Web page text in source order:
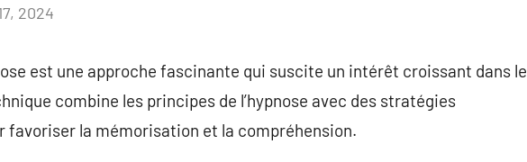
2024
est une approche fascinante qui suscite un intérêt croissant dans le
combine les principes de l’hypnose avec des stratégies
favoriser la mémorisation et la compréhension.